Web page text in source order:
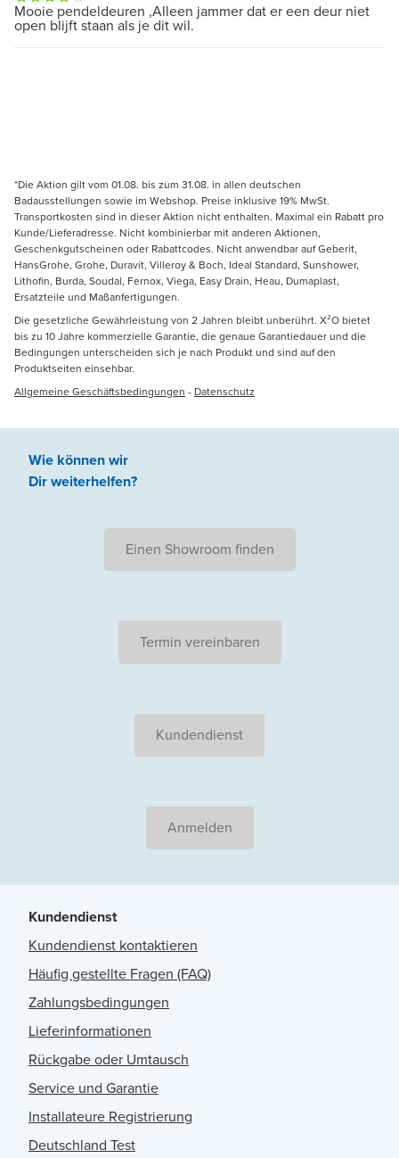
Mooie pendeldeuren ,Alleen jammer dat er een deur niet
open blijft staan als je dit wil.
*Die Aktion gilt vom 01.08. bis zum 31.08. in allen deutschen
Badausstellungen sowie im Webshop. Preise inklusive 19% MwSt.
Transportkosten sind in dieser Aktion nicht enthalten. Maximal ein Rabatt pro
Kunde/Lieferadresse. Nicht kombinierbar mit anderen Aktionen,
Geschenkgutscheinen oder Rabattcodes. Nicht anwendbar auf Geberit,
HansGrohe, Grohe, Duravit, Villeroy & Boch, Ideal Standard, Sunshower,
Lithofin, Burda, Soudal, Fernox, Viega, Easy Drain, Heau, Dumaplast,
Ersatzteile und Maßanfertigungen.
Die gesetzliche Gewährleistung von 2 Jahren bleibt unberührt. X²O bietet
bis zu 10 Jahre kommerzielle Garantie, die genaue Garantiedauer und die
Bedingungen unterscheiden sich je nach Produkt und sind auf den
Produktseiten einsehbar.
Allgemeine Geschäftsbedingungen - Datenschutz
Wie können wir
Dir weiterhelfen?
Einen Showroom finden
Termin vereinbaren
Kundendienst
Anmelden
Kundendienst
Kundendienst kontaktieren
Häufig gestellte Fragen (FAQ)
Zahlungsbedingungen
Lieferinformationen
Rückgabe oder Umtausch
Service und Garantie
Installateure Registrierung
Deutschland Test